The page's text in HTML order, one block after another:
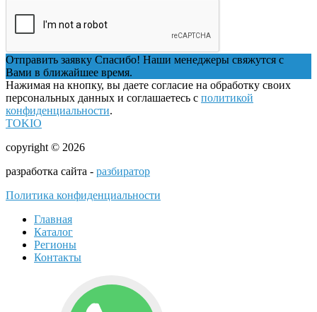
Отправить заявку Спасибо! Наши менеджеры свяжутся с
Вами в ближайшее время.
Нажимая на кнопку, вы даете согласие на обработку своих
персональных данных и соглашаетесь с политикой
конфиденциальности.
TOKIO
copyright © 2026
разработка сайта - разбиратор
Политика конфиденциальности
Главная
Каталог
Регионы
Контакты